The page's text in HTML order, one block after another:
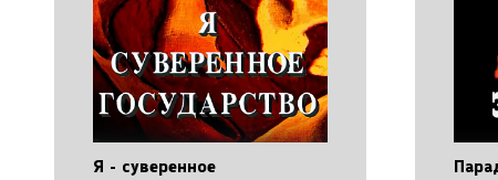
Я - суверенное